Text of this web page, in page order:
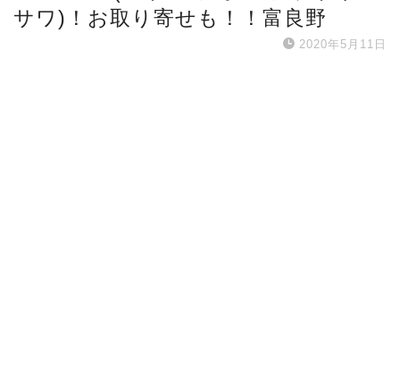
サワ)！お取り寄せも！！富良野
2020年5月11日